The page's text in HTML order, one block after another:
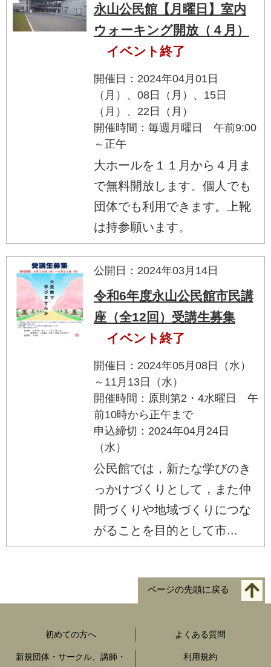
永山公民館【月曜日】室内
ウォーキング開放（４月）
イベント終了
開催日：2024年04月01日
（月）、08日（月）、15日
（月）、22日（月）
開催時間：毎週月曜日 午前9:00
～正午
大ホールを１１月から４月ま
で無料開放します。個人でも
団体でも利用できます。上靴
は持参願います。
公開日：2024年03月14日
令和6年度永山公民館市民講
座（全12回）受講生募集
イベント終了
開催日：2024年05月08日（水）
～11月13日（水）
開催時間：原則第2・4水曜日 午
前10時から正午まで
申込締切：2024年04月24日
（水）
公民館では，新たな学びのき
っかけづくりとして，また仲
間づくりや地域づくりにつな
がることを目的として市...
ページの先頭に戻る
初めての方へ よくある質問
新規団体・サークル、講師・
利用規約